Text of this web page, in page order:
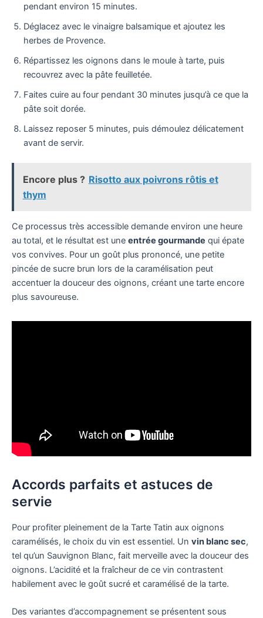
pendant environ 15 minutes.
Déglacez avec le vinaigre balsamique et ajoutez les
herbes de Provence.
Répartissez les oignons dans le moule à tarte, puis
recouvrez avec la pâte feuilletée.
Faites cuire au four pendant 30 minutes jusqu’à ce que la
pâte soit dorée.
Laissez reposer 5 minutes, puis démoulez délicatement
avant de servir.
Encore plus ? Risotto aux poivrons rôtis et
thym
Ce processus très accessible demande environ une heure
au total, et le résultat est une entrée gourmande qui épate
vos convives. Pour un goût plus prononcé, une petite
pincée de sucre brun lors de la caramélisation peut
accentuer la douceur des oignons, créant une tarte encore
plus savoureuse.
Accords parfaits et astuces de
servie
Pour profiter pleinement de la Tarte Tatin aux oignons
caramélisés, le choix du vin est essentiel. Un vin blanc sec,
tel qu’un Sauvignon Blanc, fait merveille avec la douceur des
oignons. L’acidité et la fraîcheur de ce vin contrastent
habilement avec le goût sucré et caramélisé de la tarte.
Des variantes d’accompagnement se présentent sous